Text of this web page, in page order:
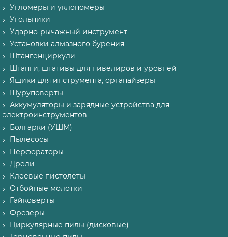
Угломеры и уклономеры
Угольники
Ударно-рычажный инструмент
Установки алмазного бурения
Штангенциркули
Штанги, штативы для нивелиров и уровней
Ящики для инструмента, органайзеры
Шуруповерты
Аккумуляторы и зарядные устройства для
электроинструментов
Болгарки (УШМ)
Пылесосы
Перфораторы
Дрели
Клеевые пистолеты
Отбойные молотки
Гайковерты
Фрезеры
Циркулярные пилы (дисковые)